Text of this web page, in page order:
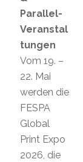
Parallel-
Veranstal
tungen
Vom 19. –
22. Mai
werden die
FESPA
Global
Print Expo
2026, die